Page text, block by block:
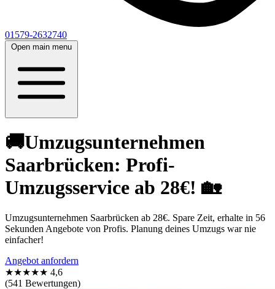
01579-2632740
Open main menu
🚚Umzugsunternehmen
Saarbrücken: Profi-
Umzugsservice ab 28€! 🏡
Umzugsunternehmen Saarbrücken ab 28€. Spare Zeit, erhalte in 56
Sekunden Angebote von Profis. Planung deines Umzugs war nie
einfacher!
Angebot anfordern
★★★★★ 4,6
(541 Bewertungen)